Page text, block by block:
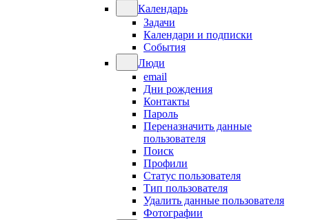
Календарь
Задачи
Календари и подписки
События
Люди
email
Дни рождения
Контакты
Пароль
Переназначить данные
пользователя
Поиск
Профили
Статус пользователя
Тип пользователя
Удалить данные пользователя
Фотографии